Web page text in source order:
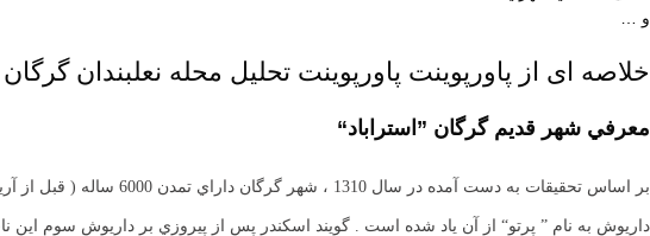
و …
خلاصه ای از پاورپوینت پاورپوینت تحلیل محله نعلبندان
معرفي شهر قديم گرگان ”استراباد“
بر اساس تحقيقات به
داريوش به نام ” پرتو“ از آن ياد شده است . گويند اسكندر پس از پيروزي بر داريوش سوم